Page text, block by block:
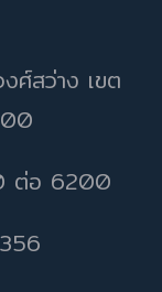
ศ์สว่าง เขต
ต่อ 6200